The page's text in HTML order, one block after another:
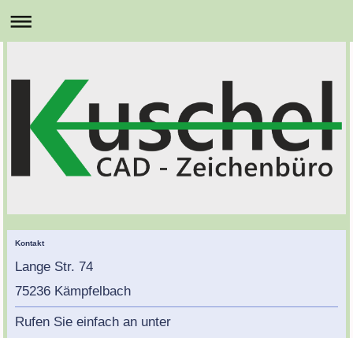
Kontakt
Lange Str. 74
75236 Kämpfelbach
Rufen Sie einfach an unter